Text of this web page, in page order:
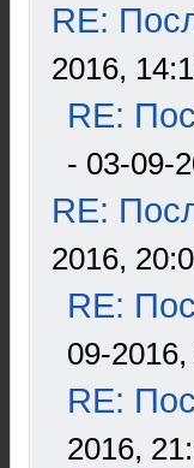
RE:
2016,
RE:
- 03-09-
RE:
2016,
RE:
09-
RE:
2016,